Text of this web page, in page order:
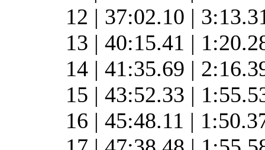
12 | 37:02.10 |
13 | 40:15.41 |
14 | 41:35.69 |
15 | 43:52.33 |
16 | 45:48.11 |